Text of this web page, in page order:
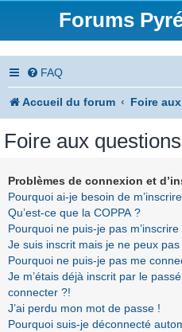
Forums
FAQ
Accueil du forum Foire
Foire aux questions
Problèmes de connexion et
Pourquoi ai-je besoin de
Qu’est-ce que la COPPA ?
Pourquoi ne puis-je pas m’inscrire
Je suis inscrit mais je ne peux
Pourquoi ne puis-je pas me
Je m’étais déjà inscrit par le
connecter ?!
J’ai perdu mon mot de passe !
Pourquoi suis-je déconnecté